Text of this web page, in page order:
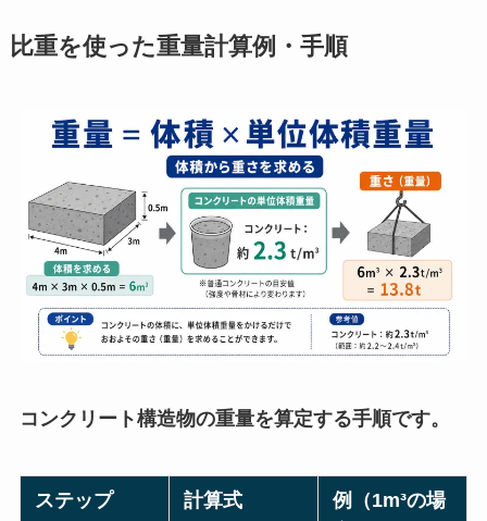
比重を使った重量計算例・手順
コンクリート構造物の重量を算定する手順です。
ステップ 計算式
例（1m³の場